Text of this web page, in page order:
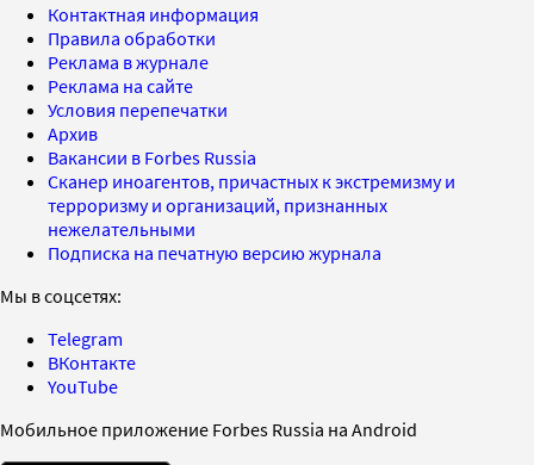
Контактная информация
Правила обработки
Реклама в журнале
Реклама на сайте
Условия перепечатки
Архив
Вакансии в Forbes Russia
Сканер иноагентов, причастных к экстремизму и
терроризму и организаций, признанных
нежелательными
Подписка на печатную версию журнала
Мы в соцсетях:
Telegram
ВКонтакте
YouTube
Мобильное приложение Forbes Russia на Android